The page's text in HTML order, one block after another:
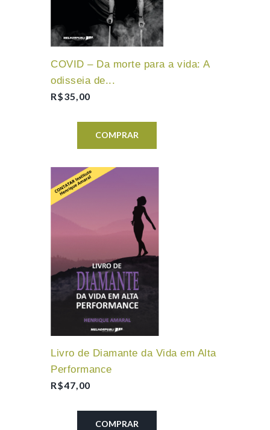
COVID – Da morte para a vida: A
odisseia de...
R$35,00
COMPRAR
Livro de Diamante da Vida em Alta
Performance
R$47,00
COMPRAR